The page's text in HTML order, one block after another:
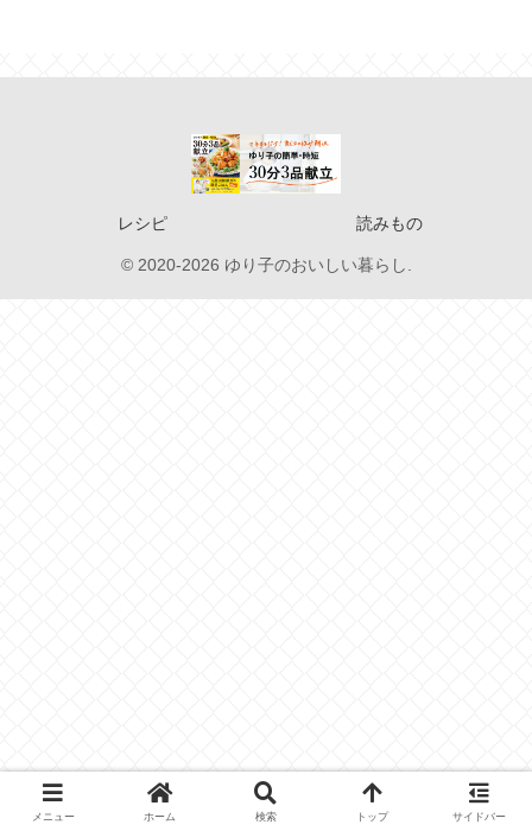
レシピ 読みもの
© 2020-2026 ゆり子のおいしい暮らし.
メニュー ホーム 検索 トップ サイドバー